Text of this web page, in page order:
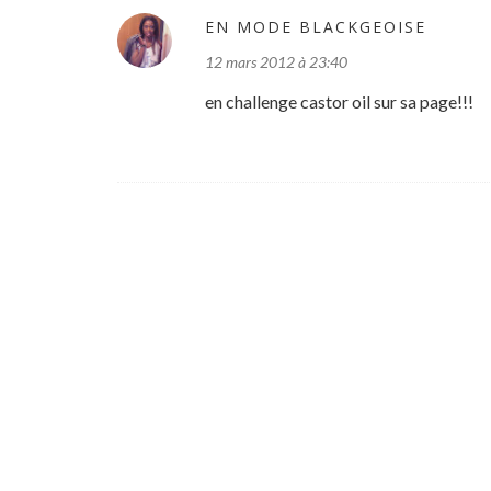
EN MODE BLACKGEOISE
12 mars 2012 à 23:40
en challenge castor oil sur sa page!!!